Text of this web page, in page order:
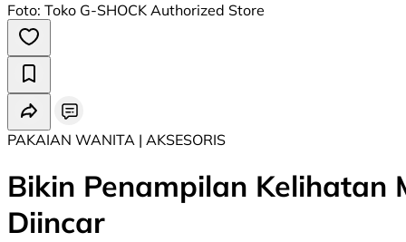
Foto: Toko G-SHOCK Authorized Store
PAKAIAN WANITA | AKSESORIS
Bikin Penampilan Kelihatan
Diincar